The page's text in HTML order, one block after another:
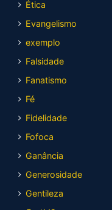
Ética
Evangelismo
exemplo
Falsidade
Fanatismo
Fé
Fidelidade
Fofoca
Ganância
Generosidade
Gentileza